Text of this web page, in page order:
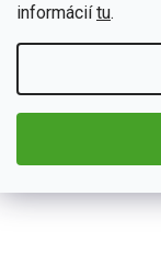
informáciítu.